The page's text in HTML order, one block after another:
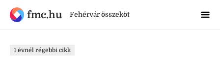
fmc.hu Fehérvár összeköt
1 évnél régebbi cikk